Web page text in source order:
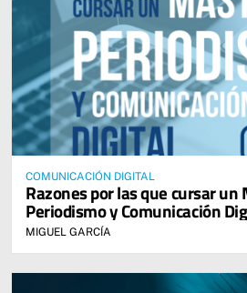
COMUNICACIÓN DIGITAL
Razones por las que cursar un
Periodismo y Comunicación
MIGUEL GARCÍA